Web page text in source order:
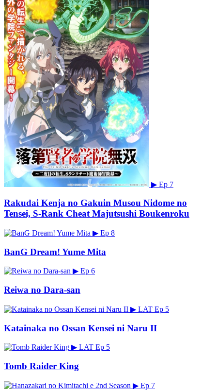
▶ Ep 7
Rakudai Kenja no Gakuin Musou Nidome no
Tensei, S-Rank Cheat Majutsushi Boukenroku
▶ Ep 8
BanG Dream! Yume Mita
▶ Ep 6
Reiwa no Dara-san
▶ LAT Ep 5
Katainaka no Ossan Kensei ni Naru II
▶ LAT Ep 5
Tomb Raider King
▶ Ep 7